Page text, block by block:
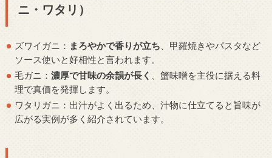
ニ・ワタリ）
ズワイガニ： まろやかで香りが立ち 、甲羅焼きやパスタなど
ソース使いと好相性と言われます。
毛ガニ：濃厚で甘味の余韻が長く
、蟹味噌を主役に据える料
理で真価を発揮します。
ワタリガニ：出汁がよく出るため、汁物に仕立てると旨味が
広がる実例が多く紹介されています。